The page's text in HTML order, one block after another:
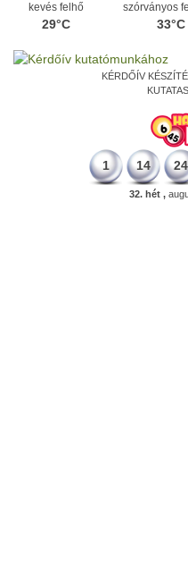
kevés felhő
29°C
szórványos
33°C
KÉRDŐÍV
1 14 24
32. hét ,